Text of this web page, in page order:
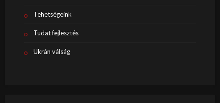
Tehetségeink
Tudat fejlesztés
Ukrán válság